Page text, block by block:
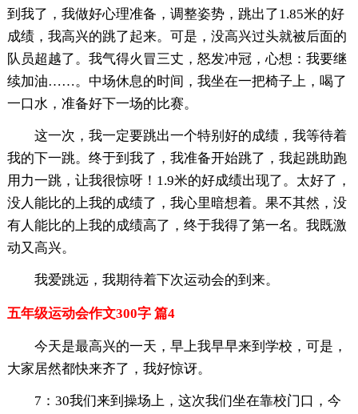
到我了，我做好心理准备，调整姿势，跳出了1.85米的好
成绩，我高兴的跳了起来。可是，没高兴过头就被后面的
队员超越了。我气得火冒三丈，怒发冲冠，心想：我要继
续加油……。中场休息的时间，我坐在一把椅子上，喝了
一口水，准备好下一场的比赛。
这一次，我一定要跳出一个特别好的成绩，我等待着
我的下一跳。终于到我了，我准备开始跳了，我起跳助跑
用力一跳，让我很惊呀！1.9米的好成绩出现了。太好了，
没人能比的上我的成绩了，我心里暗想着。果不其然，没
有人能比的上我的成绩高了，终于我得了第一名。我既激
动又高兴。
我爱跳远，我期待着下次运动会的到来。
五年级运动会作文300字 篇4
今天是最高兴的一天，早上我早早来到学校，可是，
大家居然都快来齐了，我好惊讶。
7：30我们来到操场上，这次我们坐在靠校门口，今